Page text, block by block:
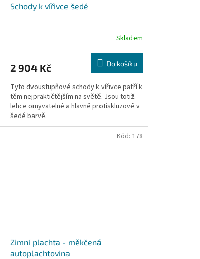
Schody k vířivce šedé
Skladem
2 904 Kč Do košíku
Tyto dvoustupňové schody k vířivce patří k
těm nejpraktičtějším na světě. Jsou totiž
lehce omyvatelné a hlavně protiskluzové v
šedé barvě.
Zimní plachta - měkčená
autoplachtovina
Kód: 178